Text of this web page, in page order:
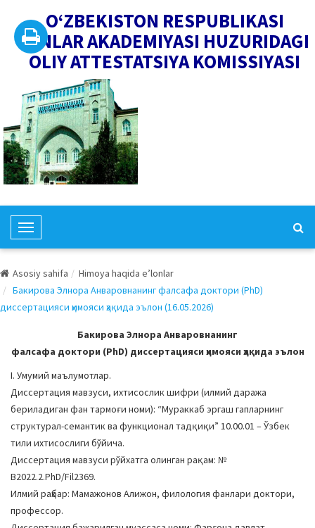
O‘ZBEKISTON RESPUBLIKASI
FANLAR AKADEMIYASI HUZURIDAGI
OLIY ATTESTATSIYA KOMISSIYASI
T
o
g
l
e
a
i
g
a
t
i
o
n
Asosiy sahifa
Himoya haqida e’lonlar
Бакирова Элнора Анваровнанинг фалсафа доктори (PhD)
диссертацияси ҳимояси ҳақида эълон (16.05.2026)
Бакирова Элнора Анваровнанинг
фалсафа доктори (PhD) диссертацияси ҳимояси ҳақида эълон
I. Умумий маълумотлар.
Диссертация мавзуси, ихтисослик шифри (илмий даража
бериладиган фан тармоғи номи): “Мураккаб эргаш гапларнинг
структурал-семантик ва функционал тадқиқи” 10.00.01 – Ўзбек
тили ихтисослиги бўйича.
Диссертация мавзуси рўйхатга олинган рақам: №
В2022.2.PhD/Fil2369.
Илмий раҳбар: Мамажонов Алижон, филология фанлари доктори,
профессор.